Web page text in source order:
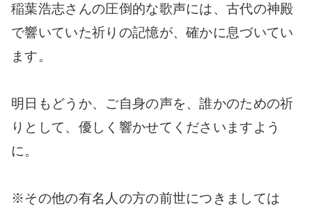
稲葉浩志さんの圧倒的な歌声には、古代の神殿
で響いていた祈りの記憶が、確かに息づいてい
ます。
明日もどうか、ご自身の声を、誰かのための祈
りとして、優しく響かせてくださいますよう
に。
※その他の有名人の方の前世につきましては